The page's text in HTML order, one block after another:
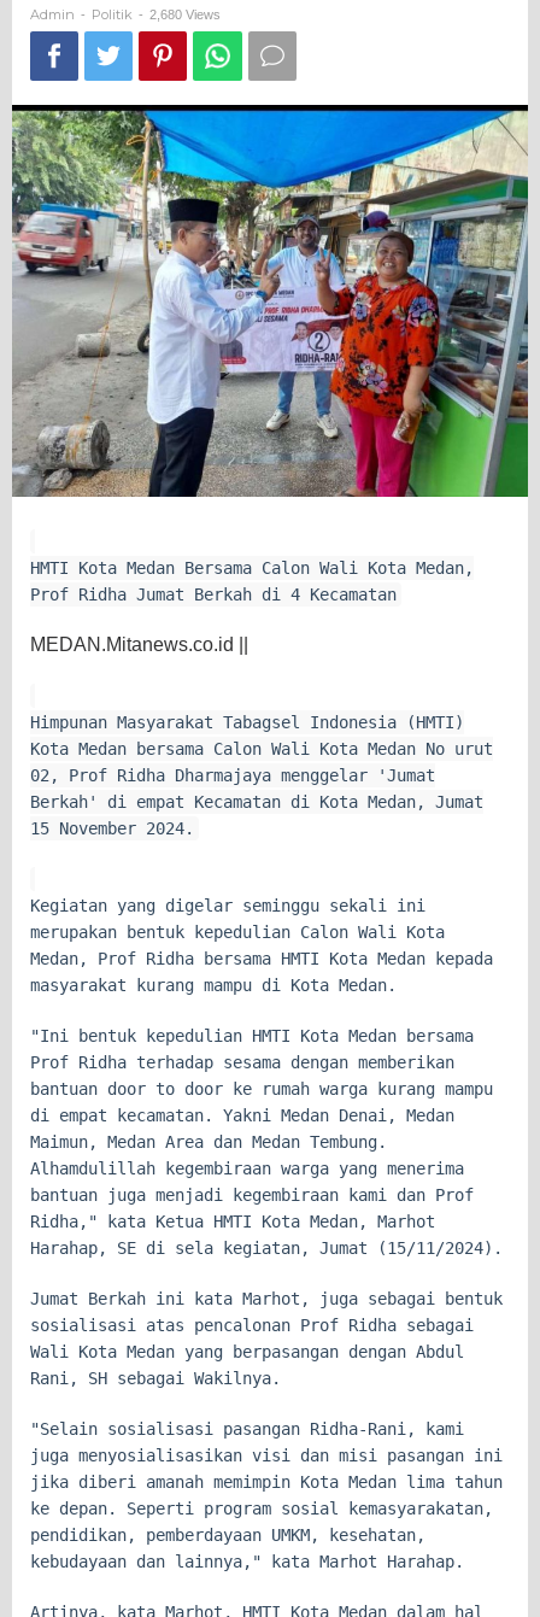
Ridha
Jumat
Berkah
4
Kecamatan
Admin - Politik - 2,680 Views
HMTI Kota Medan Bersama Calon Wali Kota Medan,
Prof Ridha Jumat Berkah di 4 Kecamatan
MEDAN.Mitanews.co.id ||
Himpunan Masyarakat Tabagsel Indonesia (HMTI)
Kota Medan bersama Calon Wali Kota Medan No urut
02, Prof Ridha Dharmajaya menggelar 'Jumat
Berkah' di empat Kecamatan di Kota Medan, Jumat
15 November 2024.
Kegiatan yang digelar seminggu sekali ini
merupakan bentuk kepedulian Calon Wali Kota
Medan, Prof Ridha bersama HMTI Kota Medan kepada
masyarakat kurang mampu di Kota Medan.
"Ini bentuk kepedulian HMTI Kota Medan bersama
Prof Ridha terhadap sesama dengan memberikan
bantuan door to door ke rumah warga kurang mampu
di empat kecamatan. Yakni Medan Denai, Medan
Maimun, Medan Area dan Medan Tembung.
Alhamdulillah kegembiraan warga yang menerima
bantuan juga menjadi kegembiraan kami dan Prof
Ridha," kata Ketua HMTI Kota Medan, Marhot
Harahap, SE di sela kegiatan, Jumat (15/11/2024).
Jumat Berkah ini kata Marhot, juga sebagai bentuk
sosialisasi atas pencalonan Prof Ridha sebagai
Wali Kota Medan yang berpasangan dengan Abdul
Rani, SH sebagai Wakilnya.
"Selain sosialisasi pasangan Ridha-Rani, kami
juga menyosialisasikan visi dan misi pasangan ini
jika diberi amanah memimpin Kota Medan lima tahun
ke depan. Seperti program sosial kemasyarakatan,
pendidikan, pemberdayaan UMKM, kesehatan,
kebudayaan dan lainnya," kata Marhot Harahap.
Artinya, kata Marhot, HMTI Kota Medan dalam hal